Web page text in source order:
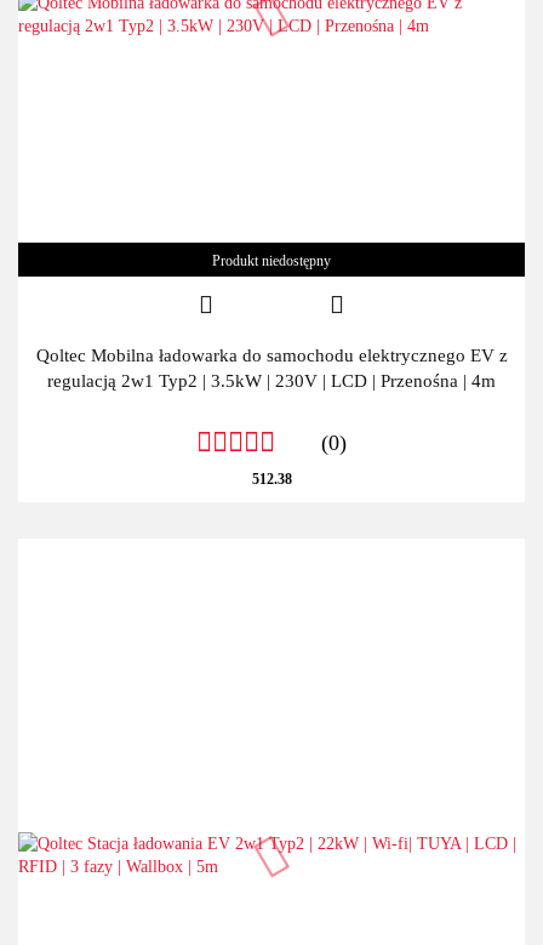
Produkt niedostępny
Qoltec Mobilna ładowarka do samochodu elektrycznego EV z
regulacją 2w1 Typ2 | 3.5kW | 230V | LCD | Przenośna | 4m
(0)
512.38